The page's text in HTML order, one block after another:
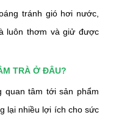
tránh gió hơi nước,
luôn thơm và giử được
TRÀ Ở ĐÂU?
quan tâm tới sản phẩm
lại nhiều lợi ích cho sức